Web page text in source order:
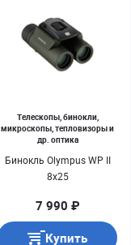
Телескопы, бинокли,
микроскопы, тепловизоры и
др. оптика
Бинокль Olympus WP II
8x25
7 990 ₽
Купить